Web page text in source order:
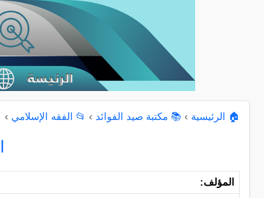
🏠 الرئيسية › 📚 مكتبة صيد الفوائد › 📂 الفقه الإسلامي ›
المؤلف: